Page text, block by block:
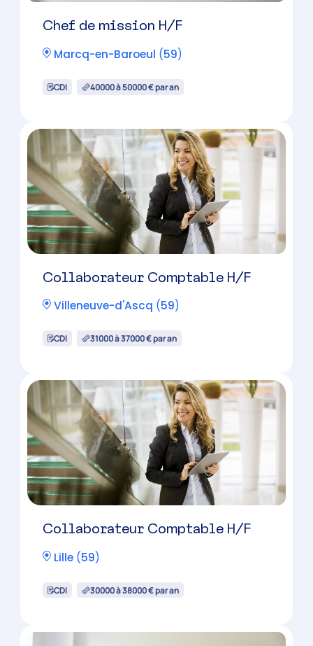
Chef de mission H/F
Marcq-en-Baroeul (59)
CDI 40000 à 50000 € par an
Collaborateur Comptable H/F
Villeneuve-d'Ascq (59)
CDI 31000 à 37000 € par an
Collaborateur Comptable H/F
Lille (59)
CDI 30000 à 38000 € par an